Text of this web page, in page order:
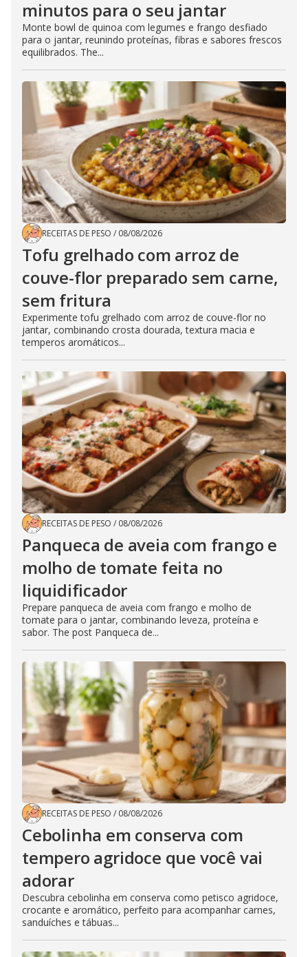
minutos para o seu jantar
Monte bowl de quinoa com legumes e frango desfiado
para o jantar, reunindo proteínas, fibras e sabores frescos
equilibrados. The...
RECEITAS DE PESO / 08/08/2026
Tofu grelhado com arroz de
couve-flor preparado sem carne,
sem fritura
Experimente tofu grelhado com arroz de couve-flor no
jantar, combinando crosta dourada, textura macia e
temperos aromáticos...
RECEITAS DE PESO / 08/08/2026
Panqueca de aveia com frango e
molho de tomate feita no
liquidificador
Prepare panqueca de aveia com frango e molho de
tomate para o jantar, combinando leveza, proteína e
sabor. The post Panqueca de...
RECEITAS DE PESO / 08/08/2026
Cebolinha em conserva com
tempero agridoce que você vai
adorar
Descubra cebolinha em conserva como petisco agridoce,
crocante e aromático, perfeito para acompanhar carnes,
sanduíches e tábuas...